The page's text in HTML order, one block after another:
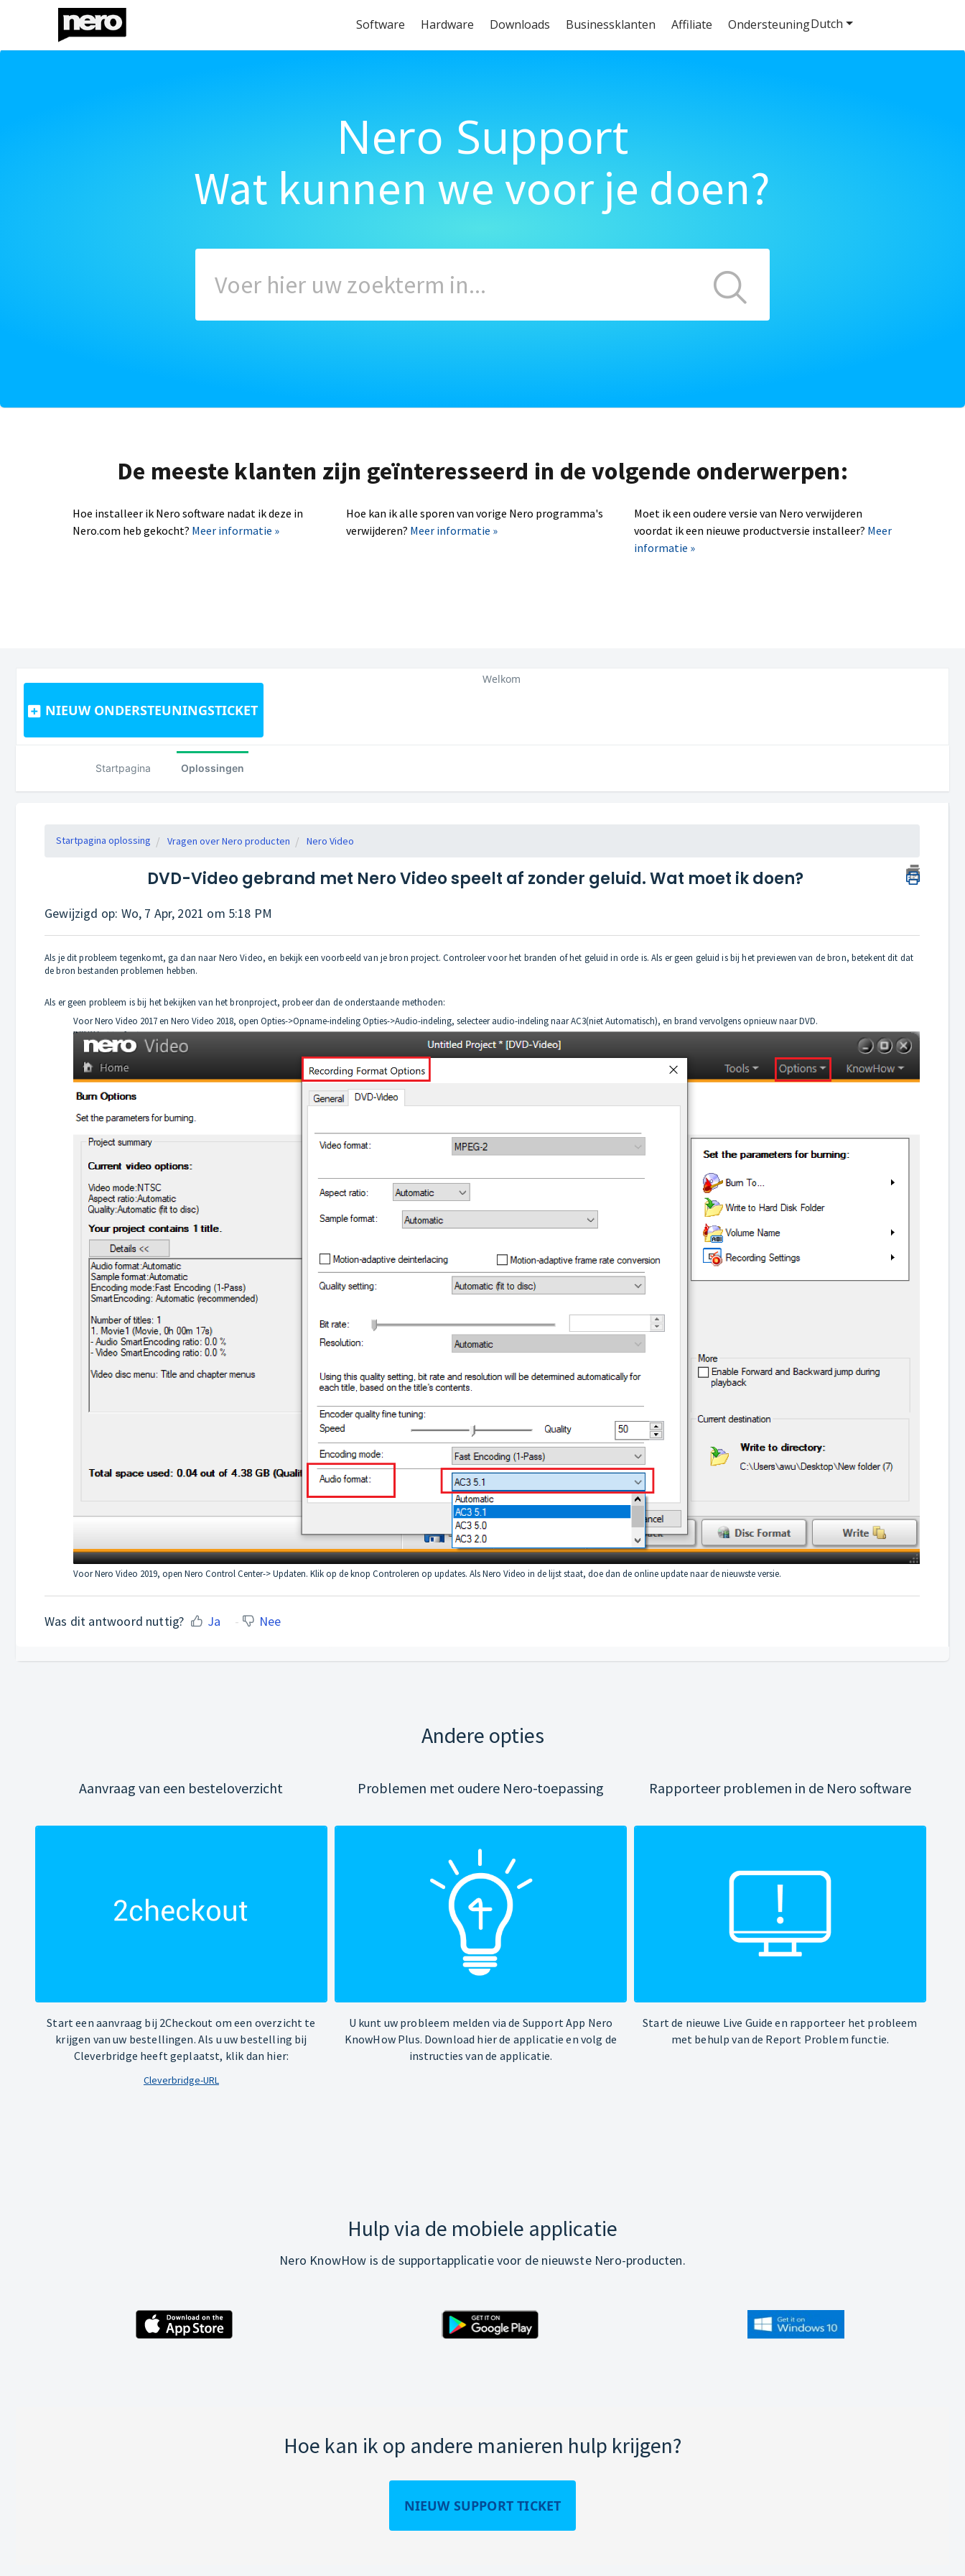
Software Hardware Downloads Businessklanten Affiliate Ondersteuning
Nero Support
Wat kunnen we voor je doen?
De meeste klanten zijn geïnteresseerd in de volgende onderwerpen:
Hoe installeer ik Nero software nadat ik deze in
Nero.com heb gekocht? Meer informatie »
Hoe kan ik alle sporen van vorige Nero programma's
verwijderen? Meer informatie »
Moet ik een oudere versie van Nero verwijderen
voordat ik een nieuwe productversie installeer? Meer
informatie »
NIEUW ONDERSTEUNINGSTICKET
Dutch
Welkom
Startpagina Oplossingen
Startpagina oplossing Vragen over Nero producten Nero Video
DVD-Video gebrand met Nero Video speelt af zonder geluid. Wat moet ik doen?
Gewijzigd op: Wo, 7 Apr, 2021 om 5:18 PM
Als je dit probleem tegenkomt, ga dan naar Nero Video, en bekijk een voorbeeld van je bron project. Controleer voor het branden of het geluid in orde is. Als er geen geluid is bij het previewen van de bron, betekent dit dat
de bron bestanden problemen hebben.
Als er geen probleem is bij het bekijken van het bronproject, probeer dan de onderstaande methoden:
Voor Nero Video 2017 en Nero Video 2018, open Opties->Opname-indeling Opties->Audio-indeling, selecteer audio-indeling naar AC3(niet Automatisch), en brand vervolgens opnieuw naar DVD.
Voor Nero Video 2019, open Nero Control Center-> Updaten. Klik op de knop Controleren op updates. Als Nero Video in de lijst staat, doe dan de online update naar de nieuwste versie.
Was dit antwoord nuttig? Ja Nee
Andere opties
Aanvraag van een besteloverzicht
Start een aanvraag bij 2Checkout om een overzicht te
krijgen van uw bestellingen. Als u uw bestelling bij
Cleverbridge heeft geplaatst, klik dan hier:
Cleverbridge-URL
Problemen met oudere Nero-toepassing
U kunt uw probleem melden via de Support App Nero
KnowHow Plus. Download hier de applicatie en volg de
instructies van de applicatie.
Rapporteer problemen in de Nero software
Start de nieuwe Live Guide en rapporteer het probleem
met behulp van de Report Problem functie.
Hulp via de mobiele applicatie
Nero KnowHow is de supportapplicatie voor de nieuwste Nero-producten.
Hoe kan ik op andere manieren hulp krijgen?
NIEUW SUPPORT TICKET